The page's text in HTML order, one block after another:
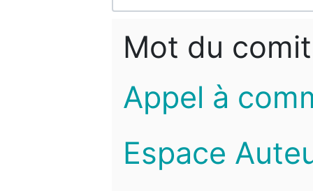
Mot du
Appel à
Espace